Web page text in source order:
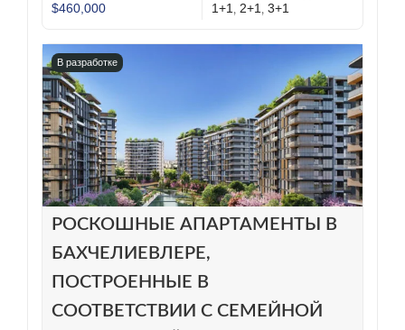
$460,000
1+1 , 2+1 , 3+1
В разработке
РОСКОШНЫЕ АПАРТАМЕНТЫ В
БАХЧЕЛИЕВЛЕРЕ,
ПОСТРОЕННЫЕ В
СООТВЕТСТВИИ С СЕМЕЙНОЙ